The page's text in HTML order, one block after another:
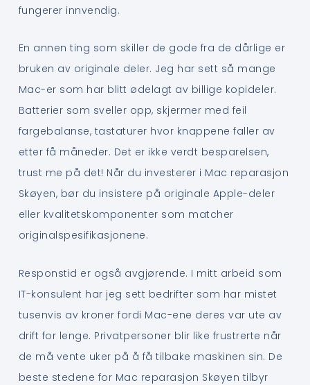
fungerer innvendig.
En annen ting som skiller de gode fra de dårlige er
bruken av originale deler. Jeg har sett så mange
Mac-er som har blitt ødelagt av billige kopideler.
Batterier som sveller opp, skjermer med feil
fargebalanse, tastaturer hvor knappene faller av
etter få måneder. Det er ikke verdt besparelsen,
trust me på det! Når du investerer i Mac reparasjon
Skøyen, bør du insistere på originale Apple-deler
eller kvalitetskomponenter som matcher
originalspesifikasjonene.
Responstid er også avgjørende. I mitt arbeid som
IT-konsulent har jeg sett bedrifter som har mistet
tusenvis av kroner fordi Mac-ene deres var ute av
drift for lenge. Privatpersoner blir like frustrerte når
de må vente uker på å få tilbake maskinen sin. De
beste stedene for Mac reparasjon Skøyen tilbyr